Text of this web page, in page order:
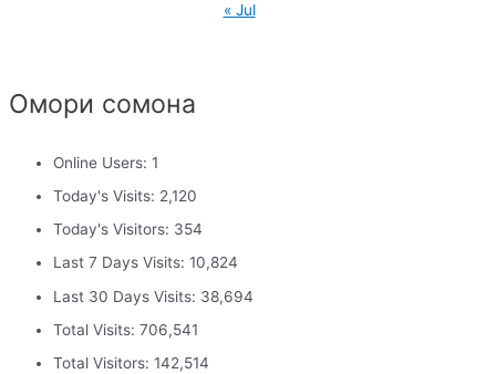
« Jul
Омори сомона
Online Users: 1
Today's Visits: 2,120
Today's Visitors: 354
Last 7 Days Visits: 10,824
Last 30 Days Visits: 38,694
Total Visits: 706,541
Total Visitors: 142,514